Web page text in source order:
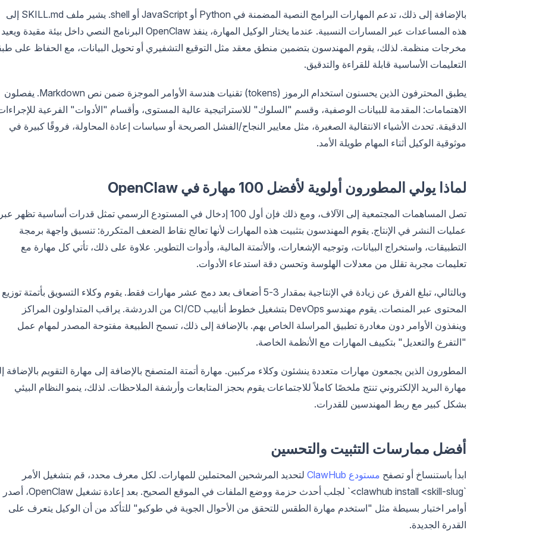
بالإضافة إلى ذلك، تدعم المهارات البرامج النصية المضمنة في Python أو JavaScript أو shell. يشير ملف SKILL.md إلى
هذه المساعدات عبر المسارات النسبية. عندما يختار الوكيل المهارة، ينفذ OpenClaw البرنامج النصي داخل بيئة مقيدة ويعيد
مخرجات منظمة. لذلك، يقوم المهندسون بتضمين منطق معقد مثل التوقيع التشفيري أو تحويل البيانات، مع الحفاظ على
التعليمات الأساسية قابلة للقراءة والتدقيق.
يطبق المحترفون الذين يحسنون استخدام الرموز (tokens) تقنيات هندسة الأوامر الموجزة ضمن نص Markdown. يفصلون
الاهتمامات: المقدمة للبيانات الوصفية، وقسم "السلوك" للاستراتيجية عالية المستوى، وأقسام "الأدوات" الفرعية
الدقيقة. تحدث الأشياء الانتقالية الصغيرة، مثل معايير النجاح/الفشل الصريحة أو سياسات إعادة المحاولة، فروقًا كبيرة في
موثوقية الوكيل أثناء المهام طويلة الأمد.
لماذا يولي المطورون أولوية لأفضل 100 مهارة في OpenClaw
تصل المساهمات المجتمعية إلى الآلاف، ومع ذلك فإن أول 100 إدخال في المستودع الرسمي تمثل قدرات أساسية تظهر
عمليات النشر في الإنتاج. يقوم المهندسون بتثبيت هذه المهارات لأنها تعالج نقاط الضعف المتكررة: تنسيق واجهة برمجة
التطبيقات، واستخراج البيانات، وتوجيه الإشعارات، والأتمتة المالية، وأدوات التطوير. علاوة على ذلك، تأتي كل مهارة مع
تعليمات مجربة تقلل من معدلات الهلوسة وتحسن دقة استدعاء الأدوات.
وبالتالي، تبلغ الفرق عن زيادة في الإنتاجية بمقدار 3-5 أضعاف بعد دمج عشر مهارات فقط. يقوم وكلاء التسويق بأتمتة توزيع
المحتوى عبر المنصات. يقوم مهندسو DevOps بتشغيل خطوط أنابيب CI/CD من الدردشة. يراقب المتداولون المراكز
وينفذون الأوامر دون مغادرة تطبيق المراسلة الخاص بهم. بالإضافة إلى ذلك، تسمح الطبيعة مفتوحة المصدر لمهام عمل
"التفرع والتعديل" بتكييف المهارات مع الأنظمة الخاصة.
المطورون الذين يجمعون مهارات متعددة ينشئون وكلاء مركبين. مهارة أتمتة المتصفح بالإضافة إلى مهارة التقويم بالإضافة
مهارة البريد الإلكتروني تنتج ملخصًا كاملاً للاجتماعات يقوم بحجز المتابعات وأرشفة الملاحظات. لذلك، ينمو النظام البيئي
بشكل كبير مع ربط المهندسين للقدرات.
أفضل ممارسات التثبيت والتحسين
ابدأ باستنساخ أو تصفح مستودع ClawHub
لتحديد المرشحين المحتملين للمهارات. لكل معرف محدد، قم بتشغيل الأمر
`clawhub install <skill-slug>` لجلب أحدث حزمة ووضع الملفات في الموقع الصحيح. بعد إعادة تشغيل OpenClaw، أصدر
أوامر اختبار بسيطة مثل "استخدم مهارة الطقس للتحقق من الأحوال الجوية في طوكيو" للتأكد من أن الوكيل يتعرف على
القدرة الجديدة.